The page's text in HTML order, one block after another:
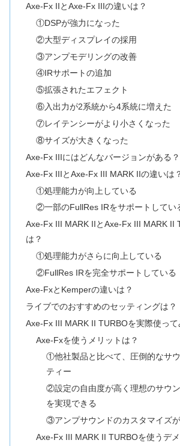
Axe-Fx IIとAxe-Fx IIIの違いは？
①DSPが強力になった
②大型ディスプレイの採用
③アンプモデリングの改善
④IRサポートの追加
⑤拡張されたエフェクト
⑥入出力が2系統から4系統に増えた
⑦レイテンシーがより小さくなった
⑧サイズが大きくなった
Axe-Fx IIIにはどんなバージョンがある？
Axe-Fx IIIとAxe-Fx III MARK IIの違いは
①処理能力が向上している
②一部のFullRes IRをサポートしてい
Axe-Fx III MARK IIとAxe-Fx III MARK II
は？
①処理能力がさらに向上している
②FullRes IRを完全サポートしている
Axe-FxとKemperの違いは？
ライブでのおすすめのセッティングは？
Axe-Fx III MARK II TURBOを実際使って
Axe-Fxを使うメリットは？
①他社製品と比べて、圧倒的なサ
ティー
②設定の自由度が高く理想のサウ
を実現できる
③アンプサウンドのカスタマイズ
Axe-Fx III MARK II TURBOを使うデ